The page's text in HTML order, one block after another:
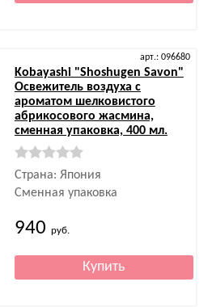
арт.: 096680
Kobayashi"Shoshugen Savon"
Освежитель воздуха с
ароматом шелковистого
абрикосового жасмина,
сменная упаковка, 400 мл.
Страна: Япония
Сменная упаковка
940 руб.